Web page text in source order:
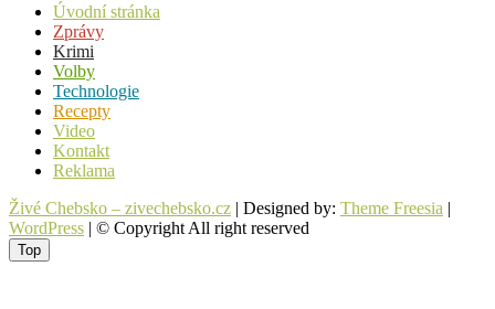
Úvodní stránka
Zprávy
Krimi
Volby
Technologie
Recepty
Video
Kontakt
Reklama
Živé Chebsko – zivechebsko.cz | Designed by: Theme Freesia |
WordPress | © Copyright All right reserved
Top